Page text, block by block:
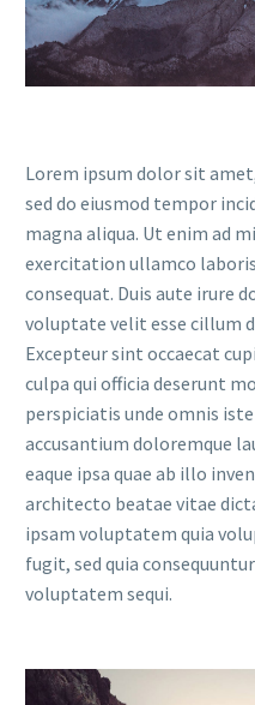
Lorem ipsum dolor sit
sed do eiusmod tempor
magna aliqua. Ut enim ad
exercitation ullamco
consequat. Duis aute irure
voluptate velit esse cillum
Excepteur sint occaecat
culpa qui officia deserunt
perspiciatis unde omnis
accusantium doloremque
eaque ipsa quae ab illo
architecto beatae vitae
ipsam voluptatem quia
fugit, sed quia
voluptatem sequi.